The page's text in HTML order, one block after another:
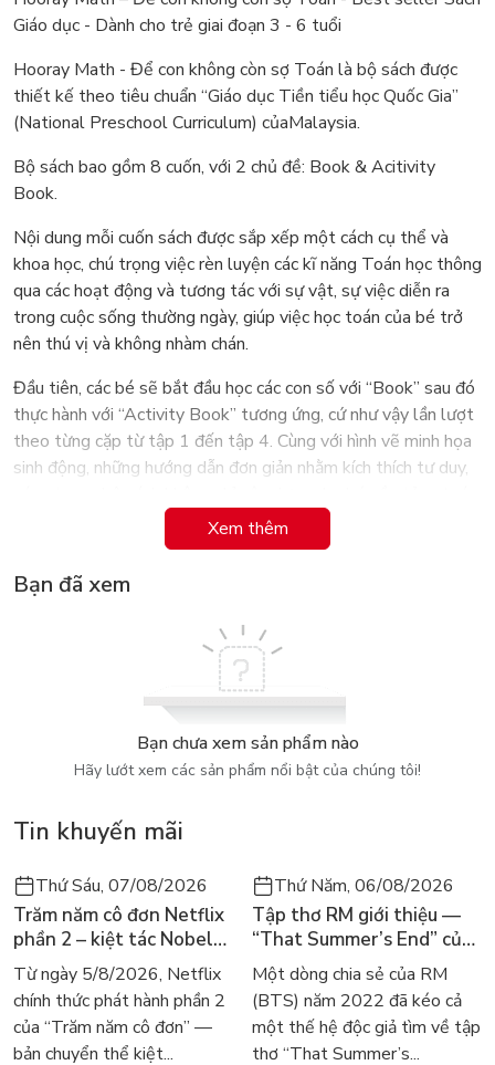
Giáo dục - Dành cho trẻ giai đoạn 3 - 6 tuổi
Hooray Math - Để con không còn sợ Toán là bộ sách được
thiết kế theo tiêu chuẩn “Giáo dục Tiền tiểu học Quốc Gia”
(National Preschool Curriculum) củaMalaysia.
Bộ sách bao gồm 8 cuốn, với 2 chủ đề: Book & Acitivity
Book.
Nội dung mỗi cuốn sách được sắp xếp một cách cụ thể và
khoa học, chú trọng việc rèn luyện các kĩ năng Toán học thông
qua các hoạt động và tương tác với sự vật, sự việc diễn ra
trong cuộc sống thường ngày, giúp việc học toán của bé trở
nên thú vị và không nhàm chán.
Đầu tiên, các bé sẽ bắt đầu học các con số với “Book” sau đó
thực hành với “Activity Book” tương ứng, cứ như vậy lần lượt
theo từng cặp từ tập 1 đến tập 4. Cùng với hình vẽ minh họa
sinh động, những hướng dẫn đơn giản nhằm kích thích tư duy,
học tốt mà con đem đến những trải nghiệm học tập vô cùng
Hooray Math Book 4 bao gồm các hoạt động liên quan đến 5
của chúng ta. Các em cũng sẽ được làm quen với số đếm từ
Xem thêm
Bạn đã xem
Bạn chưa xem sản phẩm nào
Hãy lướt xem các sản phẩm nổi bật của chúng tôi!
Tin khuyến mãi
Thứ Sáu, 07/08/2026
Trăm năm cô đơn Netflix
phần 2 – kiệt tác Nobel
trở lại màn ảnh, dòng
người tìm đọc lại García
Márquez
Từ ngày 5/8/2026, Netflix
chính thức phát hành phần 2
của “Trăm năm cô đơn” —
bản chuyển thể kiệt...
Thứ Năm, 06/08/2026
Tập thơ RM giới thiệu —
“That Summer’s End” của
Lee Seong-bok ra mắt bản
tiếng Anh sau 4 năm gây
sốt
Một dòng chia sẻ của RM
(BTS) năm 2022 đã kéo cả
một thế hệ độc giả tìm về tập
thơ “That Summer’s...